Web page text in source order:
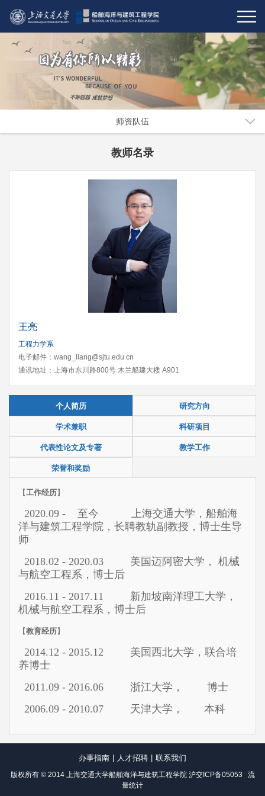
师资队伍
教师名录
王亮
工程力学系
电子邮件：wang_liang@sjtu.edu.cn
通讯地址：上海市东川路800号 木兰船建大楼 A901
个人简历 研究方向
学术兼职 科研项目
代表性论文及专著 教学工作
荣誉和奖励
【工作经历】
2020.09 - 至今 上海交通大学 ，船舶海
洋与建筑工程学院，长聘教轨副教授，博士生导
师
2018.02 - 2020.03
美国迈阿密大学， 机械
与航空工程系，博士后
2016.11 - 2017.11 新加坡南洋理工大学，
机械与航空工程系，博士后
【教育经历】
2014.12 - 2015.12 美国西北大学，联合培
养博士
2011.09 - 2016.06
浙江大学， 博士
2006.09 - 2010.07 天津大学， 本科
办事指南 人才招聘 联系我们
版权所有 © 2014 上海交通大学船舶海洋与建筑工程学院 沪交ICP备05053
流
量统计